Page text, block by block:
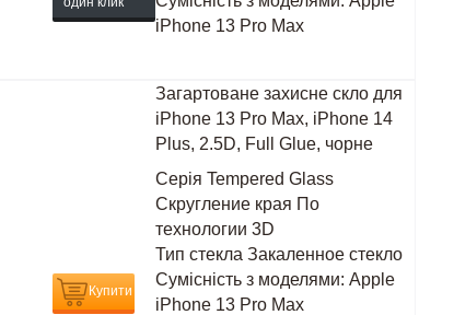
iPhone 13 Pro Max
Купити
Загартоване захисне скло для
iPhone 13 Pro Max, iPhone 14
Plus, 2.5D, Full Glue, чорне
Серія Tempered Glass
Скругление края По
технологии 3D
Тип стекла Закаленное стекло
Сумісність з моделями: Apple
iPhone 13 Pro Max